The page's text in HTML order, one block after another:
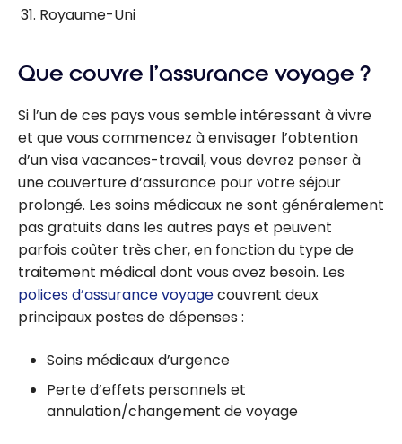
Royaume-Uni
Que couvre l’assurance voyage ?
Si l’un de ces pays vous semble intéressant à vivre
et que vous commencez à envisager l’obtention
d’un visa vacances-travail, vous devrez penser à
une couverture d’assurance pour votre séjour
prolongé. Les soins médicaux ne sont généralement
pas gratuits dans les autres pays et peuvent
parfois coûter très cher, en fonction du type de
traitement médical dont vous avez besoin. Les
polices d’assurance voyagecouvrent deux
principaux postes de dépenses :
Soins médicaux d’urgence
Perte d’effets personnels et
annulation/changement de voyage